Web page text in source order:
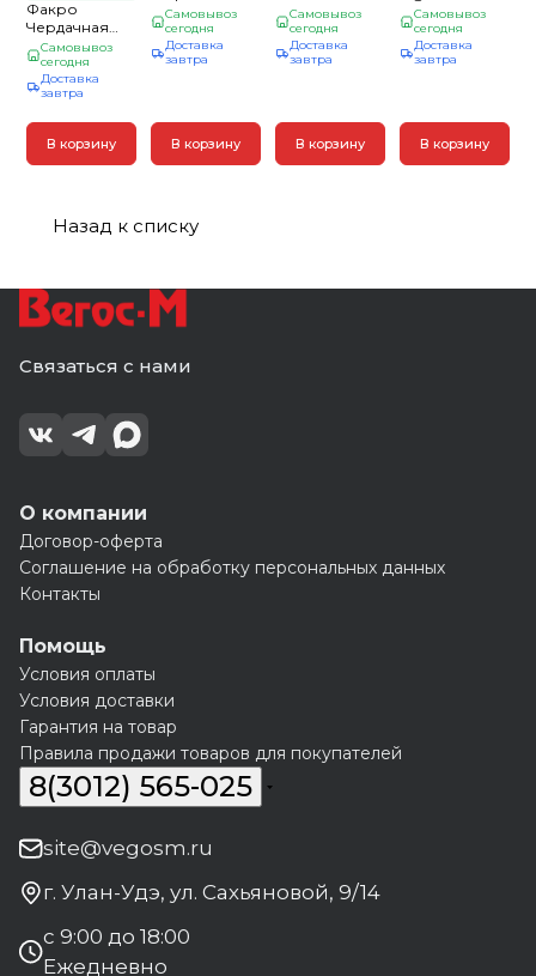
Факро
Чердачная
деревянная
лестница
OPTISTEP OLS
FE 70х120х280
Самовывоз
сегодня
Доставка
завтра
В корзину
широких
ступеней (1)
Самовывоз
сегодня
Доставка
завтра
В корзину
двусторонняя
с
алюминиевыми
ступенями, 2
Самовывоз
сегодня
Доставка
завтра
В корзину
стальная, 6ти-
ступенчатая (1)
Самовывоз
сегодня
Доставка
завтра
В корзину
Назад к списку
Связаться с нами
О компании
Договор-оферта
Соглашение на обработку персональных данных
Контакты
Помощь
Условия оплаты
Условия доставки
Гарантия на товар
Правила продажи товаров для покупателей
8(3012) 565-025
site@vegosm.ru
г. Улан-Удэ, ул. Сахьяновой, 9/14
с 9:00 до 18:00
Ежедневно